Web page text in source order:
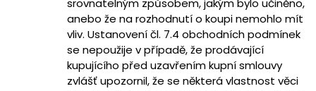
srovnatelným způsobem, jakým bylo učiněno,
anebo že na rozhodnutí o koupi nemohlo mít
vliv. Ustanovení čl. 7.4 obchodních podmínek
se nepoužije v případě, že prodávající
kupujícího před uzavřením kupní smlouvy
zvlášť upozornil, že se některá vlastnost věci